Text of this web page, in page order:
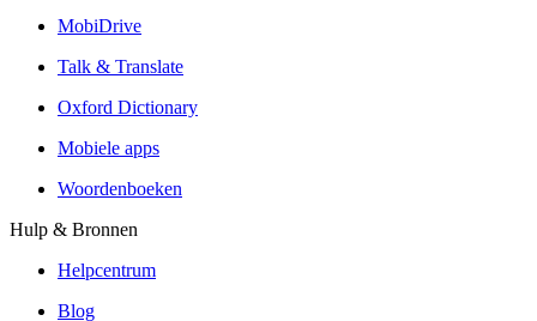
MobiDrive
Talk & Translate
Oxford Dictionary
Mobiele apps
Woordenboeken
Hulp & Bronnen
Helpcentrum
Blog